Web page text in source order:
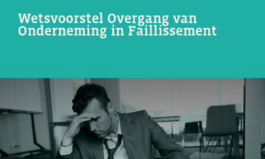
Wetsvoorstel Overgang van
Onderneming in Faillissement